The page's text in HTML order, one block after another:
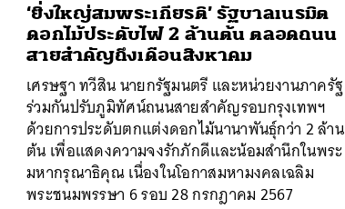
‘ยิ่งใหญ่สมพระเกียรติ’ รัฐบาลเนรมิต
ดอกไม้ประดับไฟ 2 ล้านต้น ตลอดถนน
สายสำคัญถึงเดือนสิงหาคม
เศรษฐา ทวีสิน นายกรัฐมนตรี และหน่วยงานภาครัฐ
ร่วมกันปรับภูมิทัศน์ถนนสายสำคัญรอบกรุงเทพฯ
ด้วยการประดับตกแต่งดอกไม้นานาพันธุ์กว่า 2 ล้าน
ต้น เพื่อแสดงความจงรักภักดีและน้อมสำนึกในพระ
มหากรุณาธิคุณ เนื่องในโอกาสมหามงคลเฉลิม
พระชนมพรรษา 6 รอบ 28 กรกฎาคม 2567
SHARE TWEET LINE EMAIL